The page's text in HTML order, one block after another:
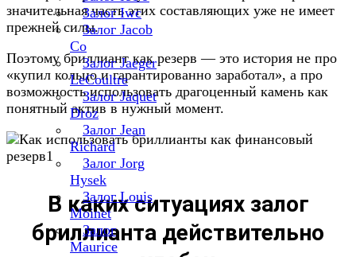
Залог Iwc
Залог Jacob
Co
Залог Jaeger
LeCoultre
Залог Jaquet
Droz
Залог Jean
Richard
Залог Jorg
Hysek
Залог Louis
Moinet
Залог
Maurice
значительная часть этих составляющих уже не имеет
прежней силы.
Поэтому бриллиант как резерв — это история не про
«купил кольцо и гарантированно заработал», а про
возможность использовать драгоценный камень как
понятный актив в нужный момент.
В каких ситуациях залог
бриллианта действительно